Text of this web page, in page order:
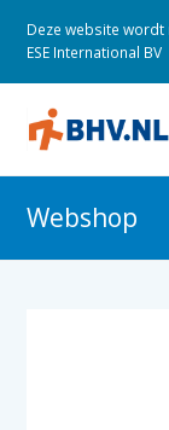
Deze website
ESE International BV
Webshop